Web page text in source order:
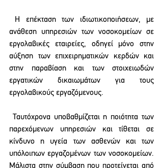
ανάθεση υπηρεσιών των νοσοκομείων σε
εργολαβικές εταιρείες, οδηγεί μόνο στην
αύξηση των επιχειρηματικών κερδών και
στην παραβίαση και των στοιχειωδών
εργατικών δικαιωμάτων για τους
εργολαβικούς εργαζόμενους.
παρεχόμενων υπηρεσιών και τίθεται σε
κίνδυνο η υγεία των ασθενών και των
υπόλοιπων εργαζομένων των νοσοκομείων.
Μάλιστα στην σύμβαση που προτείνεται από